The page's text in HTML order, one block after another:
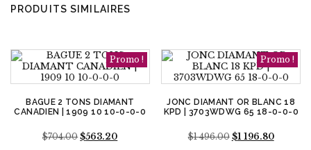
PRODUITS SIMILAIRES
Promo !
BAGUE 2 TONS DIAMANT
CANADIEN | 1909 10 10-0-0-0
$704.00Le
$563.20Le
Promo !
JONC DIAMANT OR BLANC 18
KPD | 3703WDWG 65 18-0-0-0
$1 496.00 Le
$1 196.80Le